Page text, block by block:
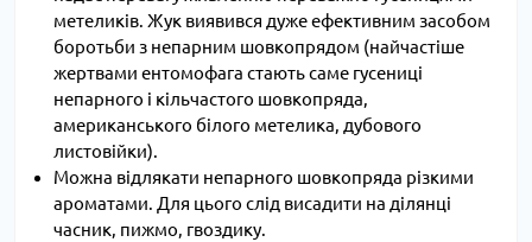
метеликів. Жук виявився дуже ефективним засобом
боротьби з непарним шовкопрядом (найчастіше
жертвами ентомофага стають саме гусениці
непарного і кільчастого шовкопряда,
американського білого метелика, дубового
листовійки).
Можна відлякати непарного шовкопряда різкими
ароматами. Для цього слід висадити на ділянці
часник, пижмо, гвоздику.